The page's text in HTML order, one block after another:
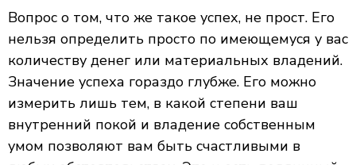
Вопрос о том, что же такое успех, не прост. Его
нельзя определить просто по имеющемуся у вас
количеству денег или материальных владений.
Значение успеха гораздо глубже. Его можно
измерить лишь тем, в какой степени ваш
внутренний покой и владение собственным
умом позволяют вам быть счастливыми в